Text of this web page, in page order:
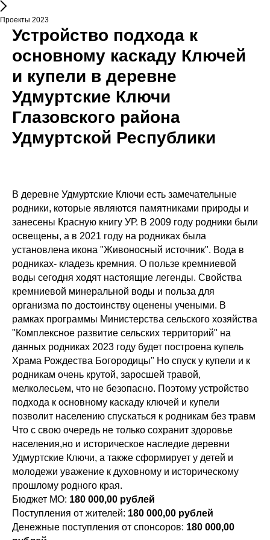
Проекты 2023
Устройство подхода к
основному каскаду Ключей
и купели в деревне
Удмуртские Ключи
Глазовского района
Удмуртской Республики
В деревне Удмуртские Ключи есть замечательные
родники, которые являются памятниками природы и
занесены Красную книгу УР. В 2009 году родники были
освещены, а в 2021 году на родниках была
установлена икона "Живоносный источник". Вода в
родниках- кладезь кремния. О пользе кремниевой
воды сегодня ходят настоящие легенды. Свойства
кремниевой минеральной воды и польза для
организма по достоинству оценены учеными. В
рамках программы Министерства сельского хозяйства
"Комплексное развитие сельских территорий" на
данных родниках 2023 году будет построена купель
Храма Рождества Богородицы" Но спуск у купели и к
родникам очень крутой, заросшей травой,
мелколесьем, что не безопасно. Поэтому устройство
подхода к основному каскаду ключей и купели
позволит населению спускаться к родникам без травм
Что с свою очередь не только сохранит здоровье
населения,но и историческое наследие деревни
Удмуртские Ключи, а также сформирует у детей и
молодежи уважение к духовному и историческому
прошлому родного края.
Бюджет МО: 180 000,00 рублей
Поступления от жителей: 180 000,00 рублей
Денежные поступления от спонсоров: 180 000,00